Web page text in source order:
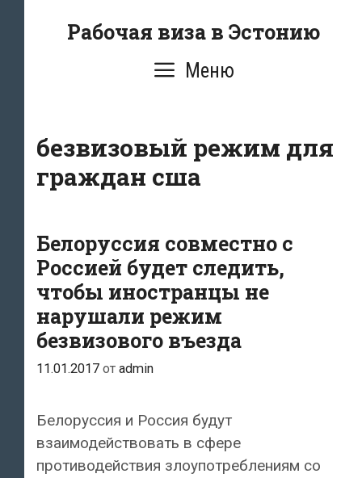
Рабочая виза в Эстонию
Меню
безвизовый режим для
граждан сша
Белоруссия совместно с
Россией будет следить,
чтобы иностранцы не
нарушали режим
безвизового въезда
11.01.2017 от admin
Белоруссия и Россия будут
взаимодействовать в сфере
противодействия злоупотреблениям со